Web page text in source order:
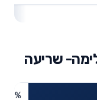
שריעה
3.19%